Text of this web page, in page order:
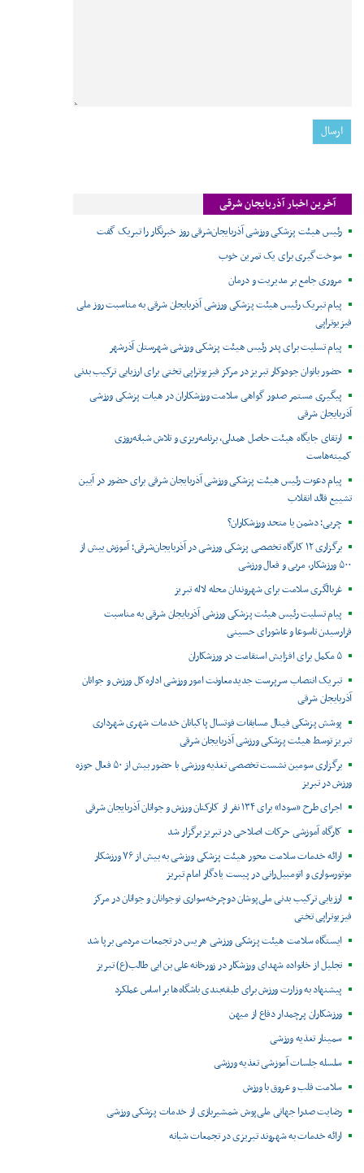
آخرین اخبار آذربایجان شرقی
رئیس هیئت پزشکی ورزشی آذربایجان‌شرقی روز خبرنگار را تبریک گفت
سوخت‌گیری برای یک تمرین خوب
مروری جامع بر مدیریت و درمان
پیام تبریک رئیس هیئت پزشکی ورزشی آذربایجان شرقی به مناسبت روز ملی
فیزیوتراپی
پیام تسلیت برای پدر رئیس هیئت پزشکی ورزشی شهرستان آذرشهر
حضور بانوان جودوکار تبریز در مرکز فیزیوتراپی تختی برای ارزیابی ترکیب بدنی
پیگیری مستمر صدور گواهی سلامت ورزشکاران در هیات پزشکی ورزشی
آذربایجان شرقی
ارتقای جایگاه هیئت حاصل همدلی، برنامه‌ریزی و تلاش شبانه‌روزی
کمیته‌هاست
پیام دعوت رئیس هیئت پزشکی ورزشی آذربایجان شرقی برای حضور در آیین
تشییع قائد انقلاب
چربی؛ دشمن یا متحد ورزشکاران؟
برگزاری ۱۲ کارگاه تخصصی پزشکی ورزشی در آذربایجان‌شرقی؛ آموزش بیش از
۵۰۰ ورزشکار، مربی و فعال ورزشی
غربالگری سلامت برای شهروندان محله لاله تبریز
پیام تسلیت رئیس هیئت پزشکی ورزشی آذربایجان شرقی به مناسبت
فرارسیدن تاسوعا و عاشورای حسینی
۵ مکمل برای افزایش استقامت در ورزشکاران
تبریک انتصاب سرپرست جدیدمعاونت امور ورزشی اداره‌کل ورزش و جوانان
آذربایجان شرقی
پوشش پزشکی فینال مسابقات فوتسال پاکبانان خدمات شهری شهرداری
تبریز توسط هیئت پزشکی ورزشی آذربایجان شرقی
برگزاری سومین نشست تخصصی تغذیه ورزشی با حضور بیش از ۵۰ فعال حوزه
ورزش در تبریز
اجرای طرح «سودا» برای ۱۳۴ نفر از کارکنان ورزش و جوانان آذربایجان شرقی
کارگاه آموزشی حرکات اصلاحی در تبریز برگزار شد
ارائه خدمات سلامت محور هیئت پزشکی ورزشی به بیش از ۷۶ ورزشکار
موتورسواری و اتومبیل‌رانی در پیست یادگار امام تبریز
ارزیابی ترکیب بدنی ملی‌پوشان دوچرخه‌سواری نوجوانان و جوانان در مرکز
فیزیوتراپی تختی
ایستگاه سلامت هیئت پزشکی ورزشی هریس در تجمعات مردمی برپا شد
تجلیل از خانواده شهدای ورزشکار در زورخانه علی بن ابی طالب(ع) تبریز
پیشنهاد به وزارت ورزش برای طبقه‌بندی باشگاه‌ها بر اساس عملکرد
ورزشکاران پرچمدار دفاع از میهن
سمینار تغذیه ورزشی
سلسله جلسات آموزشی تغذیه ورزشی
سلامت قلب و عروق با ورزش
رضایت صدرا جهانی ملی‌پوش شمشیربازی از خدمات پزشکی ورزشی
ارائه خدمات به شهروند تبریزی در تجمعات شبانه